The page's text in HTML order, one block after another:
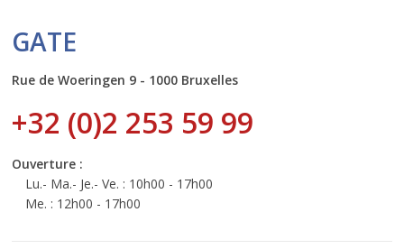
GATE
Rue de Woeringen 9 - 1000 Bruxelles
+32 (0)2 253 59 99
Ouverture :
Lu.- Ma.- Je.- Ve. : 10h00 - 17h00
Me. : 12h00 - 17h00